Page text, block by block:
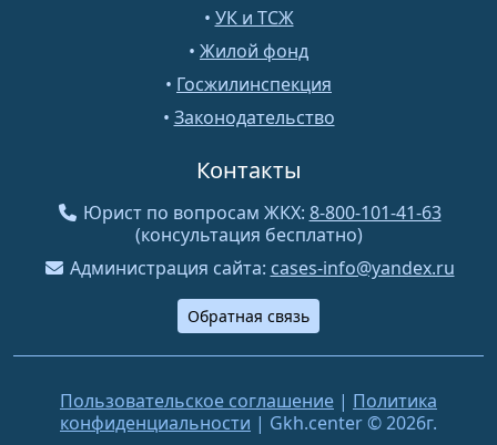
• УК и ТСЖ
• Жилой фонд
• Госжилинспекция
• Законодательство
Контакты
Юрист по вопросам ЖКХ: 8-800-101-41-63
(консультация бесплатно)
Администрация сайта: cases-info@yandex.ru
Обратная связь
Пользовательское соглашение | Политика
конфиденциальности | Gkh.center © 2026г.